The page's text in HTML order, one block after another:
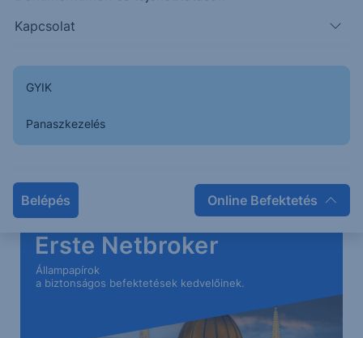
Kapcsolat
GYIK
Panaszkezelés
Belépés Online Befektetés
Erste Netbroker
Állampapírok
a biztonságos befektetések kedvelőinek.